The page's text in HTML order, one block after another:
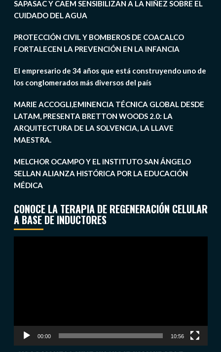
SAPASAC Y CAEM SENSIBILIZAN A LA NIÑEZ SOBRE EL
CUIDADO DEL AGUA
PROTECCIÓN CIVIL Y BOMBEROS DE COACALCO
FORTALECEN LA PREVENCIÓN EN LA INFANCIA
El empresario de 34 años que está construyendo uno de
los conglomerados más diversos del país
MARIE ACCOGLI,EMINENCIA TÉCNICA GLOBAL DESDE
LATAM, PRESENTA BRETTON WOODS 2.0: LA
ARQUITECTURA DE LA SOLVENCIA, LA LLAVE
MAESTRA.
MELCHOR OCAMPO Y EL INSTITUTO SAN ÁNGELO
SELLAN ALIANZA HISTÓRICA POR LA EDUCACIÓN
MÉDICA
CONOCE LA TERAPIA DE REGENERACIÓN CELULAR
A BASE DE INDUCTORES
00:00 10:56